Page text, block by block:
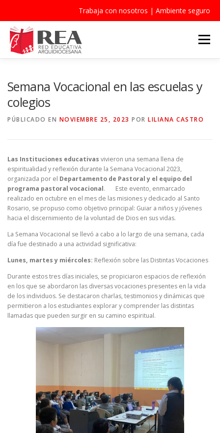
Trabaja con nosotros | Ambiente seguro
Saltar
contenido
Menú
Semana Vocacional en las escuelas y
colegios
PÚBLICADO EN NOVIEMBRE 25, 2023 POR LILIANA CASTRO
Las Instituciones educativas vivieron una semana llena de
espiritualidad y reflexión durante la Semana Vocacional 2023,
organizada por el Departamento de Pastoral y el equipo del
programa pastoral vocacional. Este evento, enmarcado
realizado en octubre en el mes de las misiones y dedicado al Santo
Rosario, se propuso como objetivo principal: Guiar a niños y jóvenes
hacia el discernimiento de la voluntad de Dios en sus vidas.
La Semana Vocacional se llevó a cabo a lo largo de una semana, cada
día fue destinado a una actividad significativa:
Lunes, martes y miércoles: Reflexión sobre las Distintas Vocaciones
Durante estos tres días iniciales, se propiciaron espacios de reflexión
en los que se abordaron las diversas vocaciones presentes en la vida
de los individuos. Se destacaron charlas, testimonios y dinámicas que
permitieron a los estudiantes explorar y comprender las distintas
llamadas que pueden surgir en su camino espiritual.